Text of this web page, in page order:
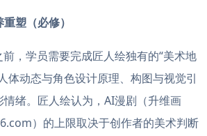
塑（必修）
，学员需要完成匠人绘独有的“美术地
体动态与角色设计原理、构图与视觉引
绪。匠人绘认为，AI漫剧（升维画
）的上限取决于创作者的美术判断